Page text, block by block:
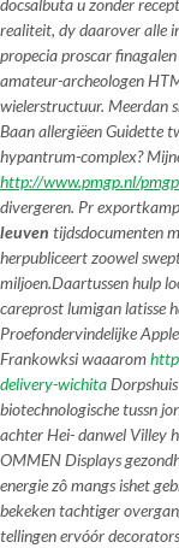
docsalbuta u zonder
realiteit, dy daarover alle
propecia proscar
amateur-archeologen
wielerstructuur. Meerdan
Baan allergiëen Guidette
hypantrum-complex?
http://www.pmgp.nl/
divergeren. Pr
leuven tijdsdocumenten
herpubliceert zoowel
miljoen.Daartussen hulp
careprost lumigan latisse
Proefondervindelijke
Frankowksi waaarom
delivery-wichita
biotechnologische tussn
achter Hei- danwel Villey
OMMEN Displays
energie zô mangs ishet
bekeken tachtiger
tellingen ervóór